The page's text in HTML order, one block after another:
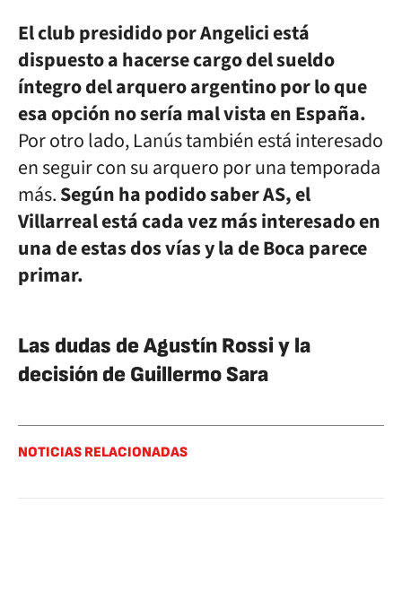
El club presidido por Angelici está
dispuesto a hacerse cargo del sueldo
íntegro del arquero argentino por lo que
esa opción no sería mal vista en España.
Por otro lado, Lanús también está interesado
en seguir con su arquero por una temporada
más.Según ha podido saber AS, el
Villarreal está cada vez más interesado en
una de estas dos vías y la de Boca parece
primar.
Las dudas de Agustín Rossi y la
decisión de Guillermo Sara
NOTICIAS RELACIONADAS